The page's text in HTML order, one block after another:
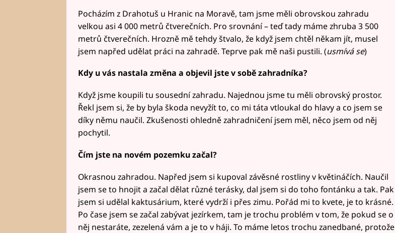
Pocházím z Drahotuš u Hranic na Moravě, tam jsme měli obrovskou zahradu
velkou asi 4 000 metrů čtverečních. Pro srovnání – teď tady máme zhruba 3 500
metrů čtverečních. Hrozně mě tehdy štvalo, že když jsem chtěl někam jít, musel
jsem napřed udělat práci na zahradě. Teprve pak mě naši pustili. (usmívá se)
Kdy u vás nastala změna a objevil jste v sobě zahradníka?
Když jsme koupili tu sousední zahradu. Najednou jsme tu měli obrovský prostor.
Řekl jsem si, že by byla škoda nevyžít to, co mi táta vtloukal do hlavy a co jsem se
díky němu naučil. Zkušenosti ohledně zahradničení jsem měl, něco jsem od něj
pochytil.
Čím jste na novém pozemku začal?
Okrasnou zahradou. Napřed jsem si kupoval závěsné rostliny v květináčích. Naučil
jsem se to hnojit a začal dělat různé terásky, dal jsem si do toho fontánku a tak. Pak
jsem si udělal kaktusárium, které vydrží i přes zimu. Pořád mi to kvete, je to krásné.
Po čase jsem se začal zabývat jezírkem, tam je trochu problém v tom, že pokud se o
něj nestaráte, zezelená vám a je to v háji. To máme letos trochu zanedbané, protože